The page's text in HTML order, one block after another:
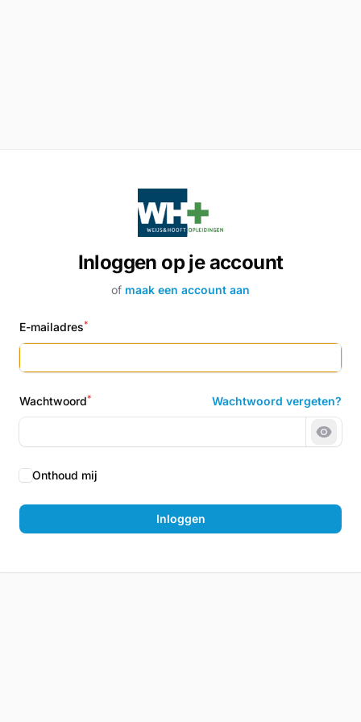
Inloggen op je account
of maak een account aan
E-mailadres*
Wachtwoord* Wachtwoord vergeten?
Onthoud mij
Inloggen